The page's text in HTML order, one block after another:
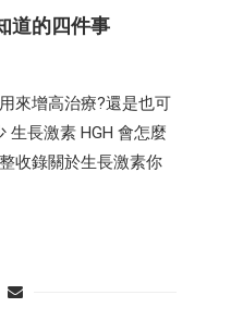
道的四件事
來增高治療?還是也可
生長激素 HGH 會怎麼
收錄關於生長激素你